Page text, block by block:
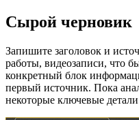
Сырой черновик
Запишите заголовок и
работы, видеозаписи, что
конкретный блок
первый источник. Пока
некоторые ключевые